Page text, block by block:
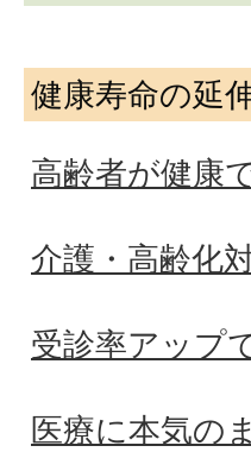
健康寿命の延
高齢者が健康
介護・高齢化
受診率アップ
医療に本気の